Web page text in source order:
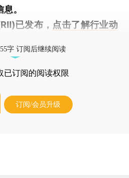
。
已发布， 点击了解行业动
字 订阅后继续阅读
已订阅的阅读权限
订阅/会员升级